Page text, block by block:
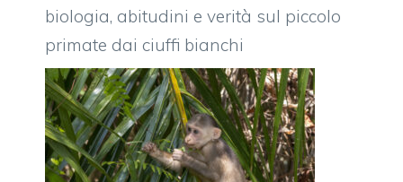
biologia, abitudini e verità sul piccolo
primate dai ciuffi bianchi